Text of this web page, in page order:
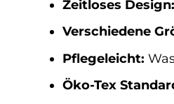
Zeitloses Design:
Verschiedene
Pflegeleicht:
Öko-Tex